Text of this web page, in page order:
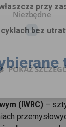
przy
bez
(IWRC) –
Niezbędne
POKAŻ